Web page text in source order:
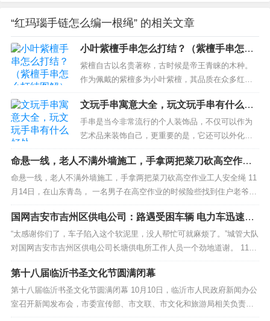
“红玛瑙手链怎么编一根绳” 的相关文章
小叶紫檀手串怎么打结？（紫檀手串怎么
打结图解）
紫檀自古以名贵著称，古时候是帝王青睐的木种。
作为佩戴的紫檀多为小叶紫檀，其品质在众多红木
中为佼佼者，以手串佩戴居多。做为手工爱好者得
到了手串珠子后要如何进行手绳编织呢小叶紫檀手
串怎么打结才是对的呢？不少人会说，不就是打结
吗？有这么难的吗？但其实小叶紫檀手串怎么打结
还真是需要研究，为什么呢？因为你如若...
文玩手串寓意大全，玩文玩手串有什么好
处
手串是当今非常流行的个人装饰品，不仅可以作为
艺术品来装饰自己，更重要的是，它还可以外化一
个人的信仰、修养、风格和爱好。因此，其中以不
同材质的佛珠手串最为受大家的喜爱。不同种类和
材质的手串也有不同的寓意，有的是改善健康，有
的改善财富等。手串正被越来越多的公众所接受、
喜爱、玩耍和收藏，以突出他们的个性和...
命悬一线，老人不满外墙施工，手拿两把菜刀砍高空作业
工人安全绳
命悬一线，老人不满外墙施工，手拿两把菜刀砍高空作业工人安全绳 11
月14日，在山东青岛， 一名男子在高空作业的时候险些找到住户老爷的“
暗算” 。 从媒体资料中可以看到，男子此时正在悬空进行外墙施工。但
一名老年住户与正在施工的男子产生了矛盾。 住户大爷与施工男子产生
了口角，大爷随即抄起家中的菜刀...
国网吉安市吉州区供电公司：路遇受困车辆 电力车迅速解
救
“太感谢你们了，车子陷入这个软泥里，没人帮忙可就麻烦了。”城管大队
对国网吉安市吉州区供电公司长塘供电所工作人员一个劲地道谢。 11月
27日，在石溪头村修路的道路上，城管大队的工程车陷入泥坑之内，因
为道路崎岖，泥坑路面凹凸不平，司机无法凭借自身努力开出坑洞，焦
急万分。长塘供电所工作人员发现困在路上的车...
​第十八届临沂书圣文化节圆满闭幕
第十八届临沂书圣文化节圆满闭幕 10月10日，临沂市人民政府新闻办公
室召开新闻发布会，市委宣传部、市文联、市文化和旅游局相关负责人
介绍本届临沂书圣文化节有关情况，并回答记者提问。 第十八届临沂书